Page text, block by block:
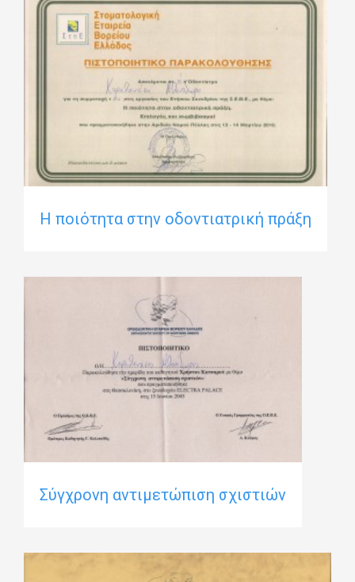
Η ποιότητα στην οδοντιατρική πράξη
Σύγχρονη αντιμετώπιση σχιστιών